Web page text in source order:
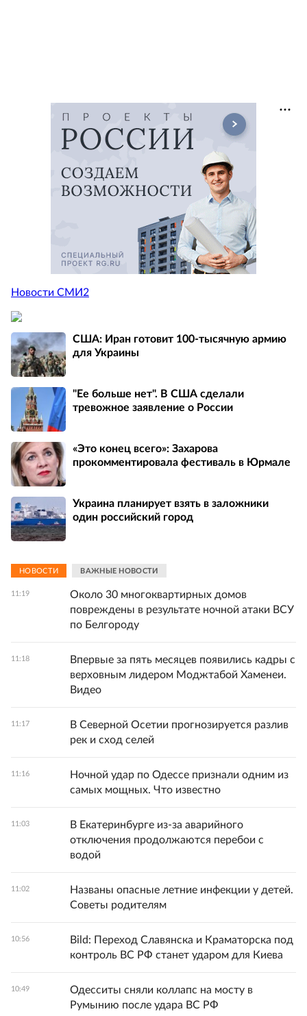
Новости СМИ2
США: Иран готовит 100-тысячную армию
для Украины
"Ее больше нет". В США сделали
тревожное заявление о России
«Это конец всего»: Захарова
прокомментировала фестиваль в Юрмале
Украина планирует взять в заложники
один российский город
НОВОСТИ ВАЖНЫЕ НОВОСТИ
11:19
Около 30 многоквартирных домов
повреждены в результате ночной атаки ВСУ
по Белгороду
11:18
Впервые за пять месяцев появились кадры с
верховным лидером Моджтабой Хаменеи.
Видео
11:17
В Северной Осетии прогнозируется разлив
рек и сход селей
11:16
Ночной удар по Одессе признали одним из
самых мощных. Что известно
11:03
В Екатеринбурге из-за аварийного
отключения продолжаются перебои с
водой
11:02
Названы опасные летние инфекции у детей.
Советы родителям
10:56
Bild: Переход Славянска и Краматорска под
контроль ВС РФ станет ударом для Киева
10:49
Одесситы сняли коллапс на мосту в
Румынию после удара ВС РФ